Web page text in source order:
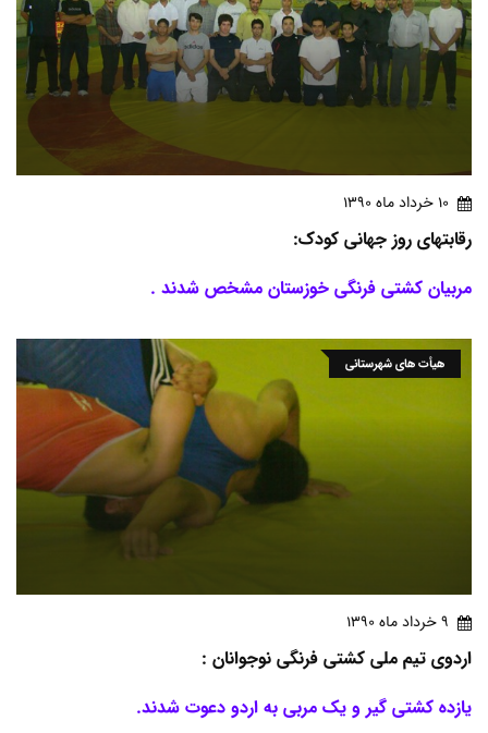
10 خرداد ماه 1390
رقابتهای روز جهانی کودک:
مربیان کشتی فرنگی خوزستان مشخص شدند .
هیأت های شهرستانی
9 خرداد ماه 1390
اردوی تیم ملی کشتی فرنگی نوجوانان :
یازده کشتی گیر و یک مربی به اردو دعوت شدند.